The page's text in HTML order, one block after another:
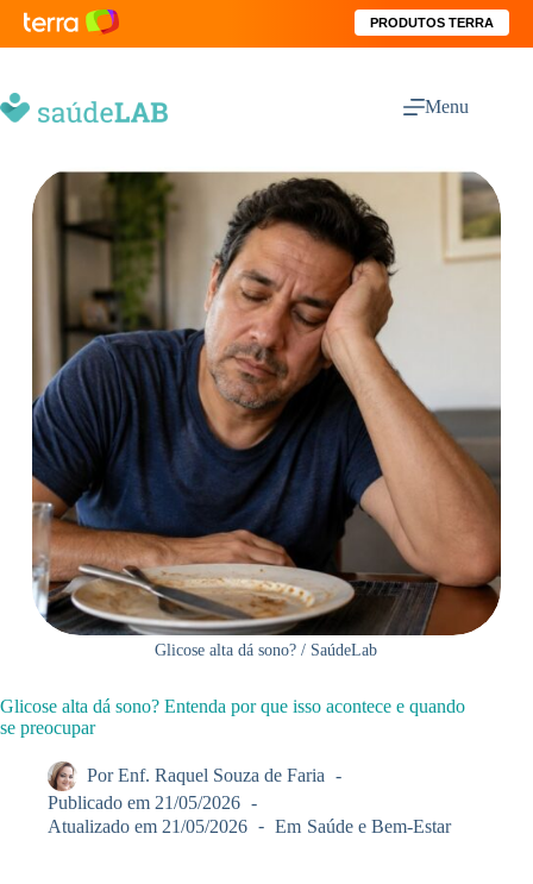
PRODUTOS TERRA
Menu
Glicose alta dá sono? / SaúdeLab
Glicose alta dá sono? Entenda por que isso acontece e quando
se preocupar
Por Enf. Raquel Souza de Faria
Publicado em 21/05/2026
Atualizado em 21/05/2026 Em Saúde e Bem-Estar